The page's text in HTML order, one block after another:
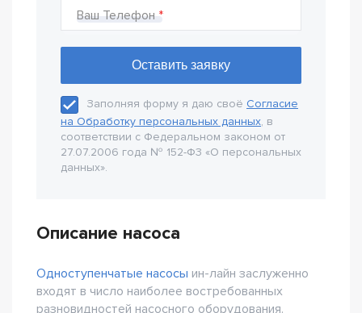
Ваш Телефон
Заполняя форму я даю своё Согласие
на Обработку персональных данных, в
соответствии с Федеральном законом от
27.07.2006 года № 152-Ф3 «О персональных
данных».
Описание насоса
Одноступенчатые насосы ин-лайн заслуженно
входят в число наиболее востребованных
разновидностей насосного оборудования.